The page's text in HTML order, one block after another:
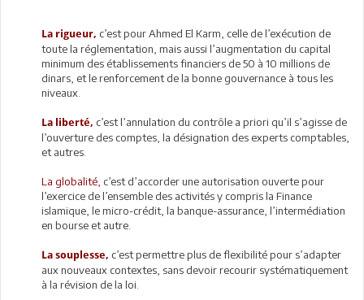
La rigueur, c’est pour Ahmed El Karm, celle de l’exécution de
toute la réglementation, mais aussi l’augmentation du capital
minimum des établissements financiers de 50 à 10 millions de
dinars, et le renforcement de la bonne gouvernance à tous les
niveaux.
La liberté, c’est l’annulation du contrôle a priori qu’il s’agisse de
l’ouverture des comptes, la désignation des experts comptables,
et autres.
La globalité, c’est d’accorder une autorisation ouverte pour
l’exercice de l’ensemble des activités y compris la Finance
islamique, le micro-crédit, la banque-assurance, l’intermédiation
en bourse et autre.
La souplesse, c’est permettre plus de flexibilité pour s’adapter
aux nouveaux contextes, sans devoir recourir systématiquement
à la révision de la loi.